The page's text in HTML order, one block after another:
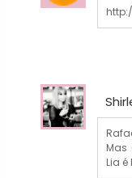
Mas
Lia